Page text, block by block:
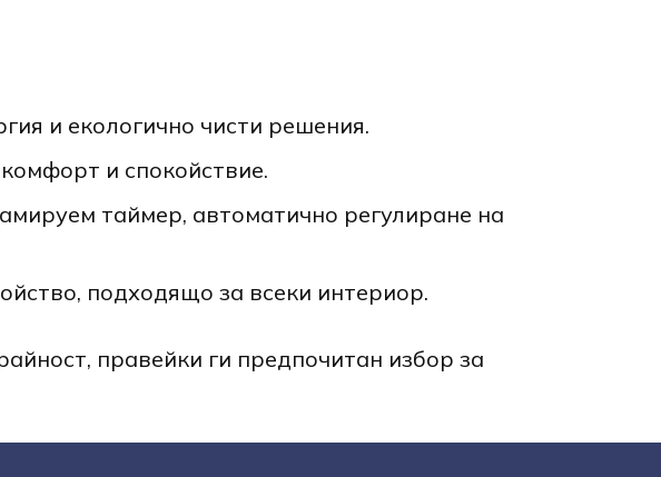
и екологично чисти решения.
и спокойствие.
таймер, автоматично регулиране на
подходящо за всеки интериор.
правейки ги предпочитан избор за